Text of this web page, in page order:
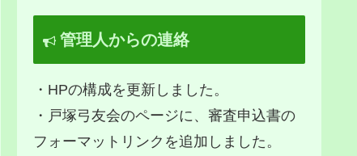
管理人からの連絡
・HPの構成を更新しました。
・戸塚弓友会のページに、審査申込書の
フォーマットリンクを追加しました。